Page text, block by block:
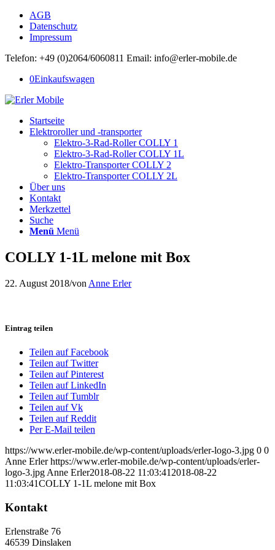
AGB
Datenschutz
Impressum
Telefon: +49 (0)2064/6060811 Email: info@erler-mobile.de
0Einkaufswagen
Startseite
Elektroroller und -transporter
Elektro-3-Rad-Roller COLLY 1
Elektro-3-Rad-Roller COLLY 1L
Elektro-Transporter COLLY 2
Elektro-Transporter COLLY 2L
Über uns
Kontakt
Merkzettel
Suche
Menü Menü
COLLY 1-1L melone mit Box
22. August 2018/von Anne Erler
Eintrag teilen
Teilen auf Facebook
Teilen auf Twitter
Teilen auf Pinterest
Teilen auf LinkedIn
Teilen auf Tumblr
Teilen auf Vk
Teilen auf Reddit
Per E-Mail teilen
https://www.erler-mobile.de/wp-content/uploads/erler-logo-3.jpg 0 0
Anne Erler https://www.erler-mobile.de/wp-content/uploads/erler-
logo-3.jpg Anne Erler2018-08-22 11:03:41 2018-08-22
11:03:41COLLY 1-1L melone mit Box
Kontakt
Erlenstraße 76
46539 Dinslaken